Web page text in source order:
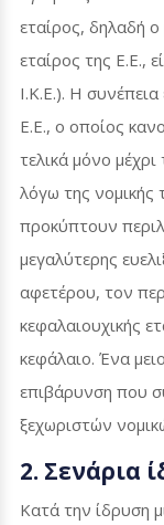
εταίρος, δηλαδή
εταίρος της Ε.Ε.,
Ι.Κ.Ε.). Η
Ε.Ε., ο οποίος
τελικά μόνο
λόγω της
προκύπτουν
μεγαλύτερης
αφετέρου, τον
κεφαλαιουχικής
κεφάλαιο. Ένα
επιβάρυνση που
ξεχωριστών
2. Σενάρια
Κατά την ίδρυση